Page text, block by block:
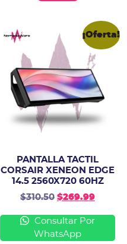
¡Oferta!
PANTALLA TACTIL
CORSAIR XENEON EDGE
14.5 2560X720 60HZ
$310.50 $269.99
Consultar Por
WhatsApp